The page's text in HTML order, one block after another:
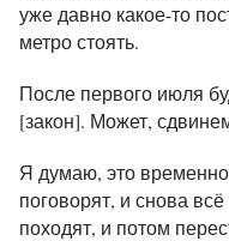
уже давно какое-то
метро стоять.
После первого июля
[закон]. Может,
Я думаю, это
поговорят, и снова
походят, и потом